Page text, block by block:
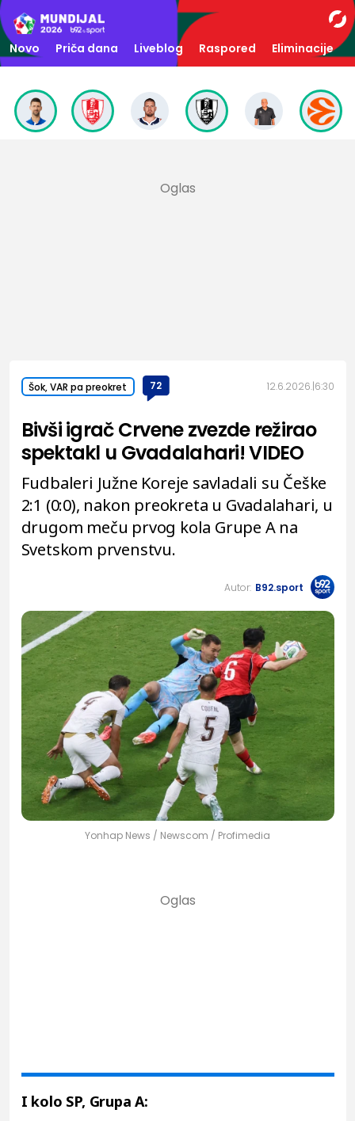
Novo Priča dana Liveblog Raspored Eliminacije
Šok, VAR pa preokret 72 12.6.2026. 6:30
Bivši igrač Crvene zvezde režirao
spektakl u Gvadalahari! VIDEO
Fudbaleri Južne Koreje savladali su Češke
2:1 (0:0), nakon preokreta u Gvadalahari, u
drugom meču prvog kola Grupe A na
Svetskom prvenstvu.
Autor: B92.sport
Yonhap News / Newscom / Profimedia
I kolo SP, Grupa A: